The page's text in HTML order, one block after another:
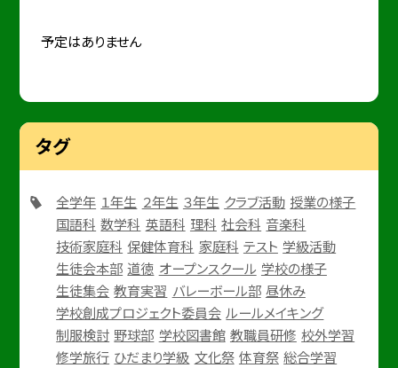
予定はありません
タグ
全学年 １年生 ２年生 ３年生 クラブ活動 授業の様子
国語科 数学科 英語科 理科 社会科 音楽科
技術家庭科 保健体育科 家庭科 テスト 学級活動
生徒会本部 道徳 オープンスクール 学校の様子
生徒集会 教育実習 バレーボール部 昼休み
学校創成プロジェクト委員会 ルールメイキング
制服検討 野球部 学校図書館 教職員研修 校外学習
修学旅行 ひだまり学級 文化祭 体育祭 総合学習